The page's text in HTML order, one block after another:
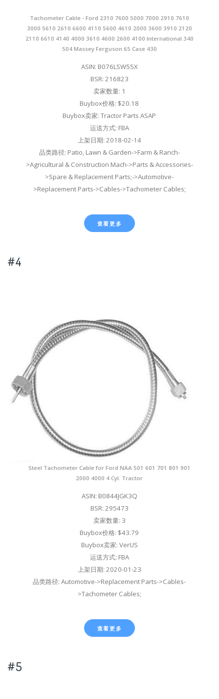
Tachometer Cable - Ford 2310 7600 5000 7000 2910 7610
3000 5610 2610 6600 4110 5600 4610 2000 3600 3910 2120
2110 6610 4140 4000 3610 4600 2600 4100 International 340
504 Massey Ferguson 65 Case 430
ASIN: B076LSW55X
BSR: 216823
卖家数量: 1
Buybox价格: $20.18
Buybox卖家: Tractor Parts ASAP
运送方式: FBA
上架日期: 2018-02-14
品类路径: Patio, Lawn & Garden->Farm & Ranch-
>Agricultural & Construction Mach->Parts & Accessories-
>Spare & Replacement Parts;->Automotive-
>Replacement Parts->Cables->Tachometer Cables;
查看更多
#4
Steel Tachometer Cable for Ford NAA 501 601 701 801 901
2000 4000 4 Cyl. Tractor
ASIN: B0844JGK3Q
BSR: 295473
卖家数量: 3
Buybox价格: $43.79
Buybox卖家: VerUS
运送方式: FBA
上架日期: 2020-01-23
品类路径: Automotive->Replacement Parts->Cables-
>Tachometer Cables;
查看更多
#5